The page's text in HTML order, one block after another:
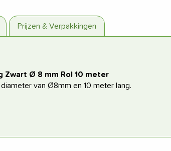
Prijzen & Verpakkingen
Zwart Ø 8 mm Rol 10 meter
van Ø8mm en 10 meter lang.